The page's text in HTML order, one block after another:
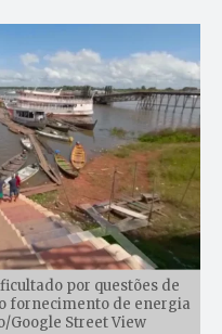
por questões de
fornecimento de energia
Google Street View